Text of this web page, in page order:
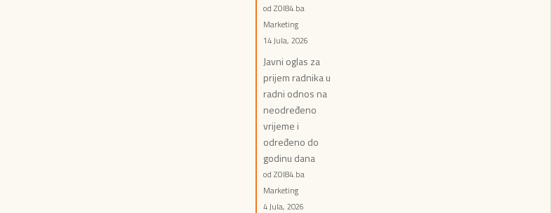
od ZOI84.ba
Marketing
14 Jula, 2026
Javni oglas za
prijem radnika u
radni odnos na
neodređeno
vrijeme i
određeno do
godinu dana
od ZOI84.ba
Marketing
4 Jula, 2026